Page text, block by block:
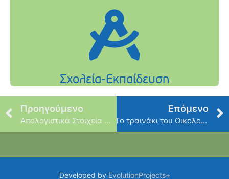
Προηγούμενο
Απολογιστικά Στοιχεία ΟΚΑΠΑ – Απρίλιος 2023
Επόμενο
Το τραινάκι του Οικολογικού Πάρκου «ταξιδεύει» στην Έκθεση Attica Green Expo!
Developed by EvolutionProjects+